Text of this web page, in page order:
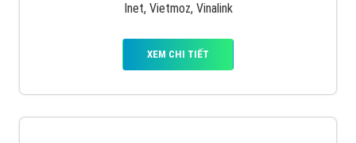
Inet, Vietmoz, Vinalink
XEM CHI TIẾT